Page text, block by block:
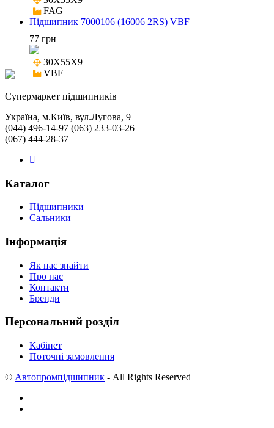
FAG
Підшипник 7000106 (16006 2RS) VBF
77 грн
30X55X9
VBF
Cупермаркет підшипників
Україна, м.Київ, вул.Лугова, 9
(044) 496-14-97 (063) 233-03-26
(067) 444-28-37
Каталог
Підшипники
Сальники
Інформація
Як нас знайти
Про нас
Контакти
Бренди
Персональний розділ
Кабінет
Поточні замовлення
© Автопромпідшипник - All Rights Reserved